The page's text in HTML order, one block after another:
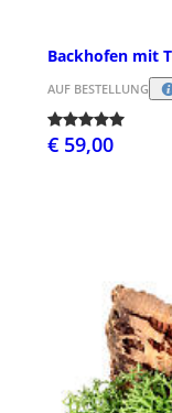
Backhofen mit
AUF BESTELLUNG
€ 59,00